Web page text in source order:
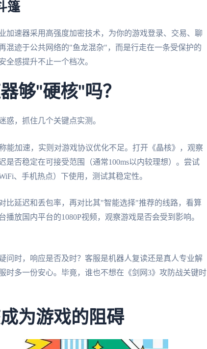
篷
加速器采用高强度加密技术，为你的游戏登录、交易、聊
混迹于公共网络的"鱼龙混杂"，而是行走在一条受保护的
全感提升不止一个档次。
够"硬核"吗？
惑，抓住几个关键点实测。
能加速，实则对游戏协议优化不足。打开《晶核》，观察
否稳定在可接受范围（通常100ms以内较理想）。尝试
、手机热点）下使用，测试其稳定性。
比延迟和丢包率，再对比其"智能选择"推荐的线路，看算
放国内平台的1080P视频，观察游戏是否会受到影响。
问时，响应是否及时？客服是机器人复读还是真人专业解
时多一份安心。毕竟，谁也不想在《剑网3》攻防战关键时
为游戏的阻碍